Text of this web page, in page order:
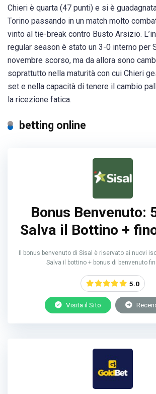
Chieri è quarta (47 punti) e si è
Torino passando in un match molto
vinto al tie-break contro Busto Arsizio.
regular season è stato un 3-0 interno per
novembre scorso, ma da allora sono
soprattutto nella maturità con cui Chieri
set e nella capacità di tenere il cambio
la ricezione fatica.
betting online
Bonus Benvenuto:
Salva il Bottino +
Il bonus benvenuto di Sisal è riservato ai nuovi
Salva il bottino + bonus di benvenuto
5.0
Visita il Sito